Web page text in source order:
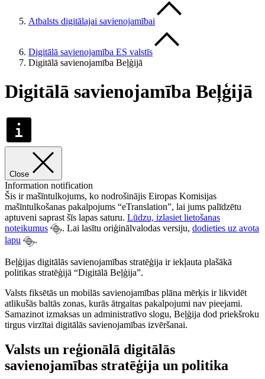
Atbalsts digitālajai savienojamībai
Digitālā savienojamība ES valstīs
Digitālā savienojamība Beļģijā
Digitālā savienojamība Beļģijā
Close
Information notification
Šis ir mašīntulkojums, ko nodrošinājis Eiropas Komisijas
mašīntulkošanas pakalpojums “eTranslation”, lai jums palīdzētu
aptuveni saprast šīs lapas saturu. Lūdzu, izlasiet lietošanas
noteikumus
. Lai lasītu oriģinālvalodas versiju, dodieties uz avota
lapu
.
Beļģijas digitālās savienojamības stratēģija ir iekļauta plašākā
politikas stratēģijā “Digitālā Beļģija”.
Valsts fiksētās un mobilās savienojamības plāna mērķis ir likvidēt
atlikušās baltās zonas, kurās ātrgaitas pakalpojumi nav pieejami.
Samazinot izmaksas un administratīvo slogu, Beļģija dod priekšroku
tirgus virzītai digitālās savienojamības izvēršanai.
Valsts un reģionālā digitālās
savienojamības stratēģija un politika